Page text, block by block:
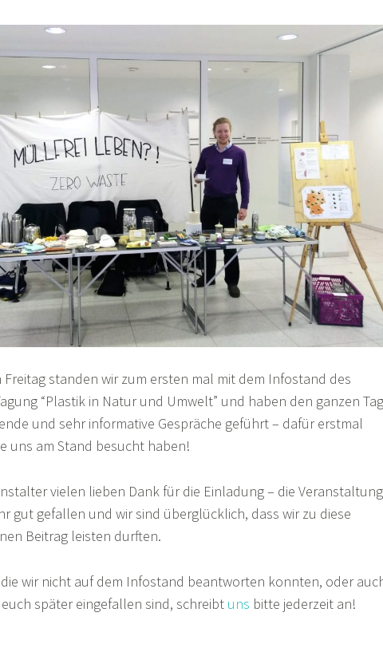
Freitag standen wir zum ersten mal mit dem Infostand des
“Plastik in Natur und Umwelt” und haben den ganzen Tag
und sehr informative Gespräche geführt – dafür erstmal
uns am Stand besucht haben!
vielen lieben Dank für die Einladung – die Veranstaltung
gut gefallen und wir sind überglücklich, dass wir zu diese
Beitrag leisten durften.
wir nicht auf dem Infostand beantworten konnten, oder
später eingefallen sind, schreibt uns bitte jederzeit an!